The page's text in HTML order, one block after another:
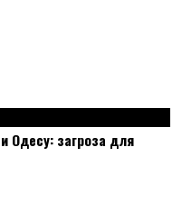
Одесу: загроза для